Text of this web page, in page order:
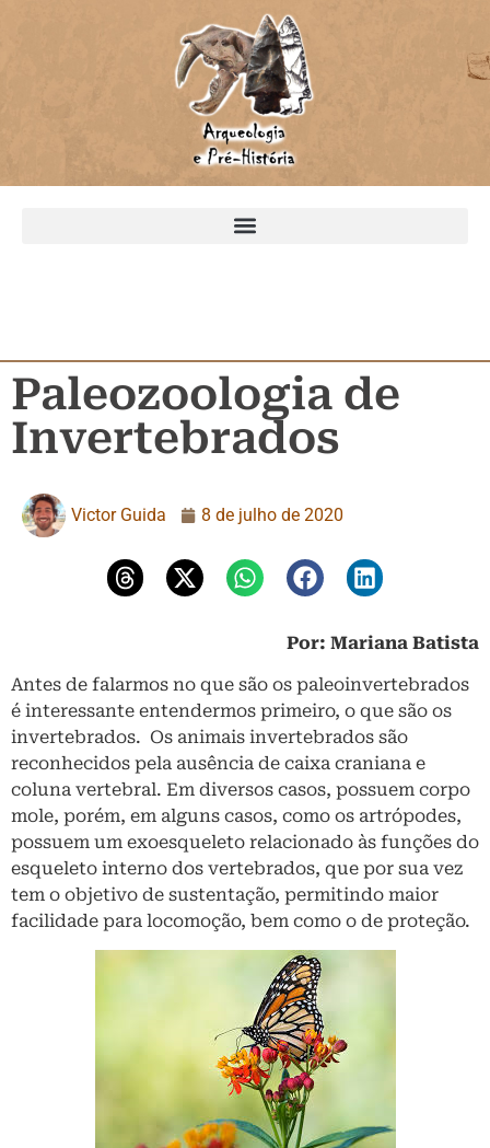
Paleozoologia de
Invertebrados
Victor Guida 8 de julho de 2020
Por: Mariana Batista
Antes de falarmos no que são os paleoinvertebrados
é interessante entendermos primeiro, o que são os
invertebrados. Os animais invertebrados são
reconhecidos pela ausência de caixa craniana e
coluna vertebral. Em diversos casos, possuem corpo
mole, porém, em alguns casos, como os artrópodes,
possuem um exoesqueleto relacionado às funções do
esqueleto interno dos vertebrados, que por sua vez
tem o objetivo de sustentação, permitindo maior
facilidade para locomoção, bem como o de proteção.